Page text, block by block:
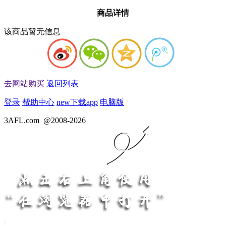
商品详情
该商品暂无信息
去网站购买 返回列表
登录 帮助中心 new下载app 电脑版
3AFL.com @2008-2026